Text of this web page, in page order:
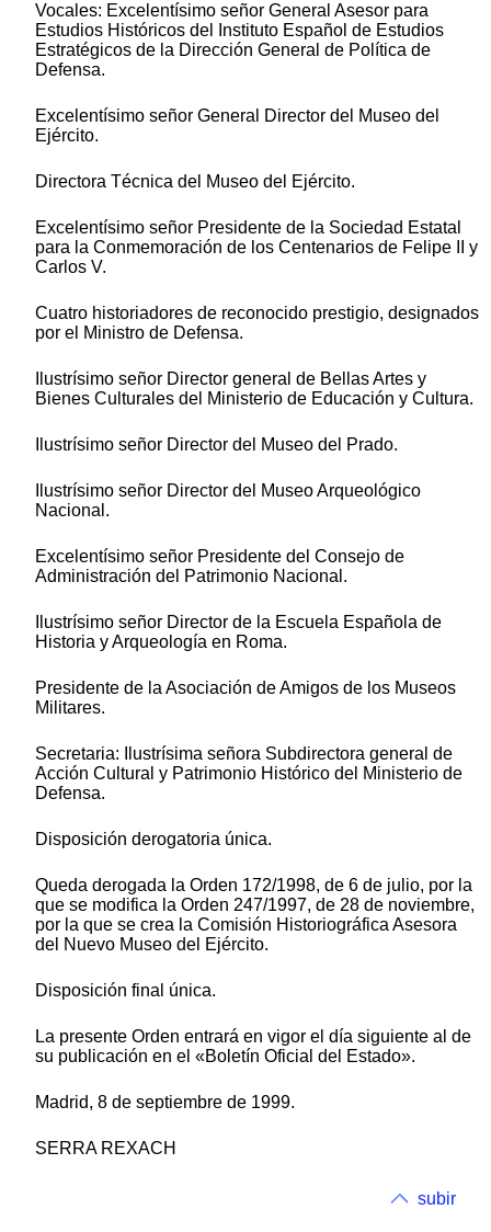
Vocales: Excelentísimo señor General Asesor para
Estudios Históricos del Instituto Español de Estudios
Estratégicos de la Dirección General de Política de
Defensa.
Excelentísimo señor General Director del Museo del
Ejército.
Directora Técnica del Museo del Ejército.
Excelentísimo señor Presidente de la Sociedad Estatal
para la Conmemoración de los Centenarios de Felipe II y
Carlos V.
Cuatro historiadores de reconocido prestigio, designados
por el Ministro de Defensa.
Ilustrísimo señor Director general de Bellas Artes y
Bienes Culturales del Ministerio de Educación y Cultura.
Ilustrísimo señor Director del Museo del Prado.
Ilustrísimo señor Director del Museo Arqueológico
Nacional.
Excelentísimo señor Presidente del Consejo de
Administración del Patrimonio Nacional.
Ilustrísimo señor Director de la Escuela Española de
Historia y Arqueología en Roma.
Presidente de la Asociación de Amigos de los Museos
Militares.
Secretaria: Ilustrísima señora Subdirectora general de
Acción Cultural y Patrimonio Histórico del Ministerio de
Defensa.
Disposición derogatoria única.
Queda derogada la Orden 172/1998, de 6 de julio, por la
que se modifica la Orden 247/1997, de 28 de noviembre,
por la que se crea la Comisión Historiográfica Asesora
del Nuevo Museo del Ejército.
Disposición final única.
La presente Orden entrará en vigor el día siguiente al de
su publicación en el «Boletín Oficial del Estado».
Madrid, 8 de septiembre de 1999.
SERRA REXACH
subir